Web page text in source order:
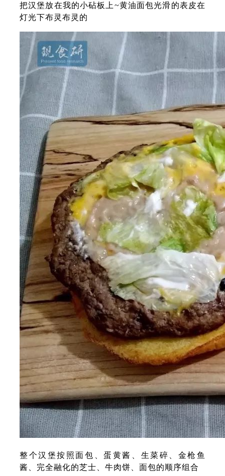
把汉堡放在我的小砧板上~黄油面包光滑的表皮在
灯光下布灵布灵的
整个汉堡按照面包、蛋黄酱、生菜碎、金枪鱼
酱、完全融化的芝士、牛肉饼、面包的顺序组合